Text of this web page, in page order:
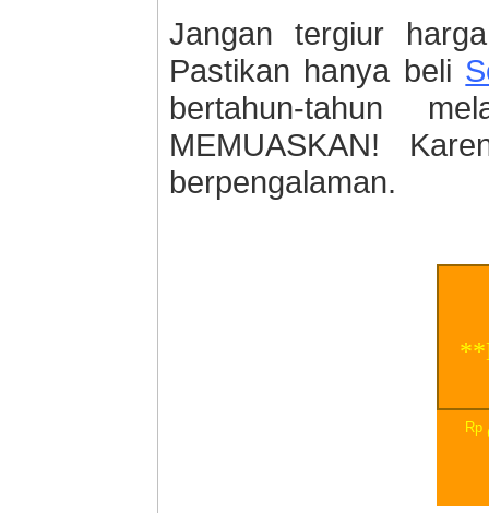
Jangan tergiur
Pastikan hanya beli
bertahun-tahun
MEMUASKAN!
berpengalaman.
Rp